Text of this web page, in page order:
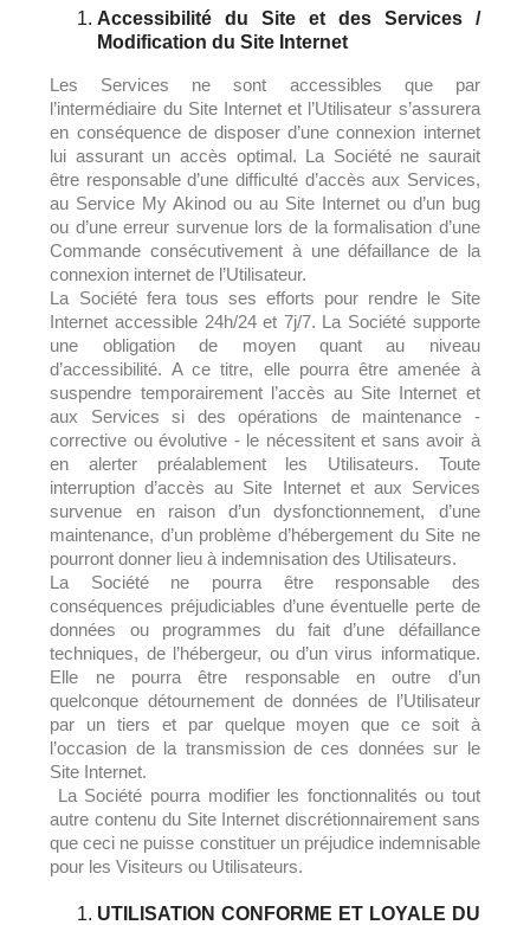
Accessibilité du Site et des Services /
Modification du Site Internet
Les Services ne sont accessibles que par
l’intermédiaire du Site Internet et l’Utilisateur s’assurera
en conséquence de disposer d’une connexion internet
lui assurant un accès optimal. La Société ne saurait
être responsable d’une difficulté d’accès aux Services,
au Service My Akinod ou au Site Internet ou d’un bug
ou d’une erreur survenue lors de la formalisation d’une
Commande consécutivement à une défaillance de la
connexion internet de l’Utilisateur.
La Société fera tous ses efforts pour rendre le Site
Internet accessible 24h/24 et 7j/7. La Société supporte
une obligation de moyen quant au niveau
d’accessibilité. A ce titre, elle pourra être amenée à
suspendre temporairement l’accès au Site Internet et
aux Services si des opérations de maintenance -
corrective ou évolutive - le nécessitent et sans avoir à
en alerter préalablement les Utilisateurs. Toute
interruption d’accès au Site Internet et aux Services
survenue en raison d’un dysfonctionnement, d’une
maintenance, d’un problème d’hébergement du Site ne
pourront donner lieu à indemnisation des Utilisateurs.
La Société ne pourra être responsable des
conséquences préjudiciables d’une éventuelle perte de
données ou programmes du fait d’une défaillance
techniques, de l’hébergeur, ou d’un virus informatique.
Elle ne pourra être responsable en outre d’un
quelconque détournement de données de l’Utilisateur
par un tiers et par quelque moyen que ce soit à
l’occasion de la transmission de ces données sur le
Site Internet.
La Société pourra modifier les fonctionnalités ou tout
autre contenu du Site Internet discrétionnairement sans
que ceci ne puisse constituer un préjudice indemnisable
pour les Visiteurs ou Utilisateurs.
UTILISATION CONFORME ET LOYALE DU